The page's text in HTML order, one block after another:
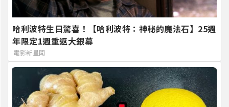
哈利波特生日驚喜！【哈利波特：神秘的魔法石】25週
年限定1週重返大銀幕
電影新星聞